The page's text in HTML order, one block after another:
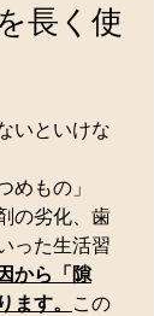
長く使
いといけな
めもの」
の劣化、歯
った生活習
から「隙
ます。
この